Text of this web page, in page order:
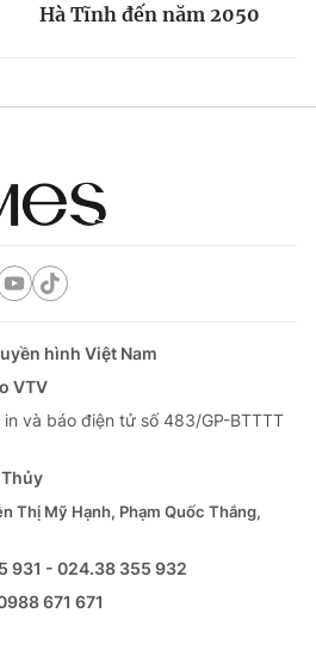
Hà Tĩnh đến năm 2050
hình Việt Nam
VTV
và báo điện tử số 483/GP-BTTTT
Thị Mỹ Hạnh, Phạm Quốc Thắng,
931 - 024.38 355 932
671 671